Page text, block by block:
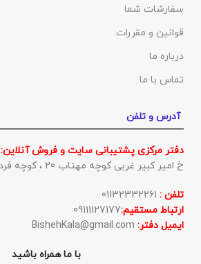
سفارشات شما
قوانین و مقررات
درباره ما
تماس با ما
آدرس و تلفن
دفتر مرکزی پشتیبانی سایت و فروش آنلاین:
خ امیر کبیر غربی کوچه مهتاب 20 ، کوچه فردوس 14
تلفن :
ارتباط مستقیم:09111127177
ایمیل دفتر:
با ما همراه باشید